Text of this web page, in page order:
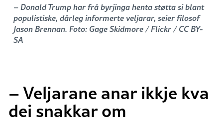
– Donald Trump har frå byrjinga henta støtta si blant
populistiske, dårleg informerte veljarar, seier filosof
Jason Brennan. Foto: Gage Skidmore / Flickr / CC BY-
SA
– Veljarane anar ikkje kva
dei snakkar om